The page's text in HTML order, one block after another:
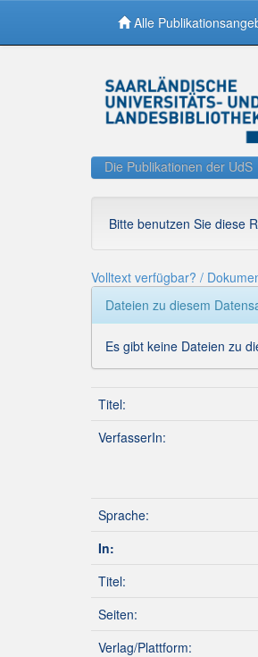
Alle
Die Publikationen der UdS
Bitte benutzen Sie diese
Volltext verfügbar? /
Dateien zu diesem
Es gibt keine Dateien zu
Titel:
VerfasserIn:
Sprache:
In:
Titel:
Seiten:
Verlag/Plattform: